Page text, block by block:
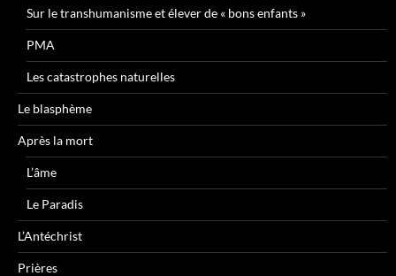
Sur le transhumanisme et élever de « bons enfants »
PMA
Les catastrophes naturelles
Le blasphème
Après la mort
L’âme
Le Paradis
L’Antéchrist
Prières